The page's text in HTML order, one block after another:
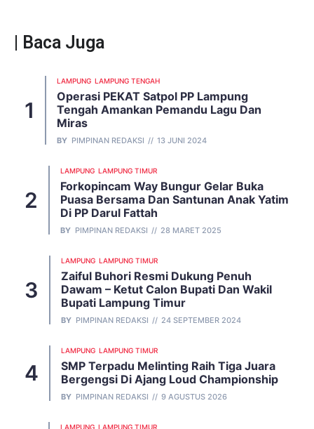
| Baca Juga
LAMPUNG LAMPUNG TENGAH
Operasi PEKAT Satpol PP Lampung
Tengah Amankan Pemandu Lagu Dan
Miras
BY PIMPINAN REDAKSI 13 JUNI 2024
LAMPUNG LAMPUNG TIMUR
Forkopincam Way Bungur Gelar Buka
Puasa Bersama Dan Santunan Anak Yatim
Di PP Darul Fattah
BY PIMPINAN REDAKSI 28 MARET 2025
LAMPUNG LAMPUNG TIMUR
Zaiful Buhori Resmi Dukung Penuh
Dawam – Ketut Calon Bupati Dan Wakil
Bupati Lampung Timur
BY PIMPINAN REDAKSI 24 SEPTEMBER 2024
LAMPUNG LAMPUNG TIMUR
SMP Terpadu Melinting Raih Tiga Juara
Bergengsi Di Ajang Loud Championship
BY PIMPINAN REDAKSI 9 AGUSTUS 2026
LAMPUNG LAMPUNG TIMUR